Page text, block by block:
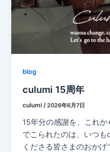
blog
culumi 15周年
culumi/2026年6月7日
15年分の感謝を、これ
でこられたのは、いつ
くださる皆さまのおか